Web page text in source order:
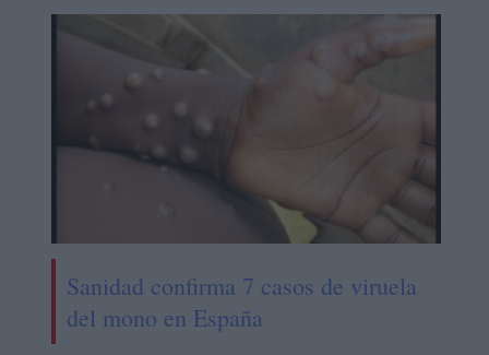
Sanidad confirma 7 casos de viruela
del mono en España